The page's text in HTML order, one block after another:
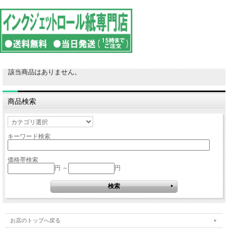
該当商品はありません。
商品検索
キーワード検索
価格帯検索
円 ～
円
お店のトップへ戻る